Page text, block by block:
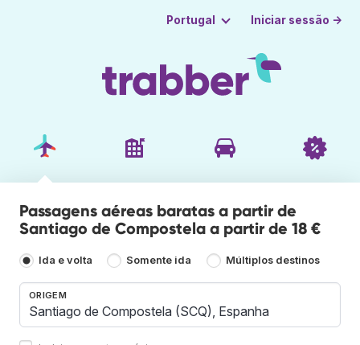
Portugal Iniciar sessão →
Passagens aéreas baratas a partir de
Santiago de Compostela a partir de 18 €
Ida e volta Somente ida Múltiplos destinos
ORIGEM